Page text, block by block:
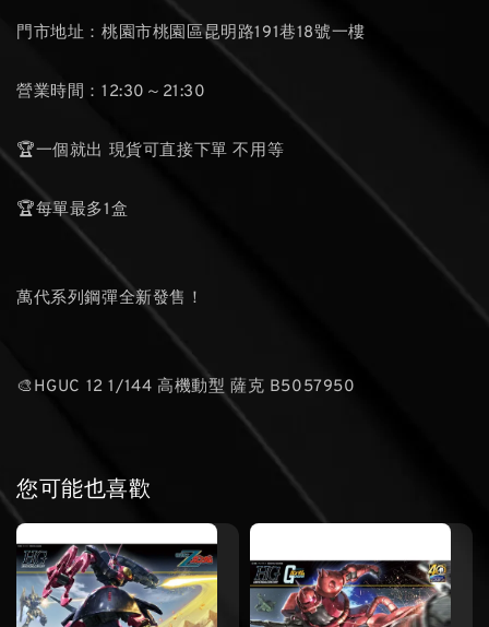
門市地址：桃園市桃園區昆明路191巷18號一樓
營業時間：12:30～21:30
🏆一個就出 現貨可直接下單 不用等
🏆每單最多1盒
萬代系列鋼彈全新發售！
🎨HGUC 12 1/144 高機動型 薩克 B5057950
您可能也喜歡